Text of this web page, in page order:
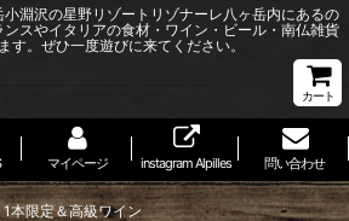
淵沢の星野リゾートリゾナーレ八ヶ岳内にあるの
スやイタリアの食材・ワイン・ビール・南仏雑貨
す。ぜひ一度遊びに来てください。
カート
マイページ instagram Alpilles 問い合わせ
1本限定＆高級ワイン